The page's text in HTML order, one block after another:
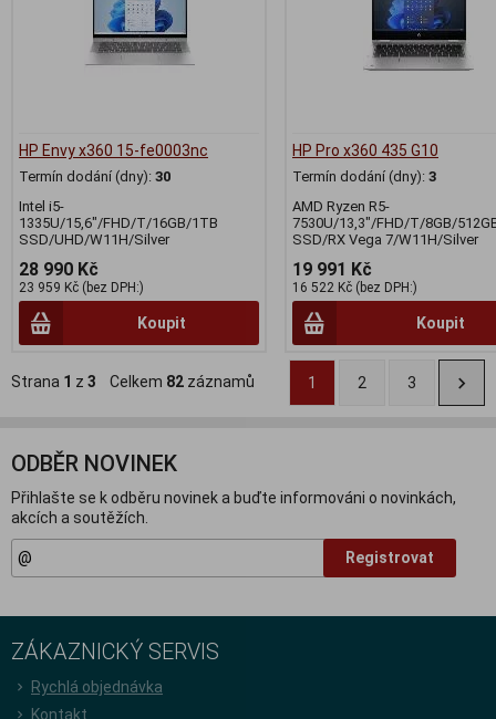
HP Envy x360 15-fe0003nc
Termín dodání (dny): 30
Intel i5-
1335U/15,6"/FHD/T/16GB/1TB
SSD/UHD/W11H/Silver
28 990 Kč
23 959 Kč (bez DPH:)
Koupit
HP Pro x360 435 G10
Termín dodání (dny): 3
AMD Ryzen R5-
7530U/13,3"/FHD/T/8GB/
SSD/RX Vega 7/W11H/Silver
19 991 Kč
16 522 Kč (bez DPH:)
Koupit
Strana 1 z 3 Celkem 82 záznamů 1 2 3
ODBĚR NOVINEK
Přihlašte se k odběru novinek a buďte informováni o novinkách,
akcích a soutěžích.
Registrovat
ZÁKAZNICKÝ SERVIS
Rychlá objednávka
Kontakt